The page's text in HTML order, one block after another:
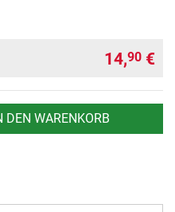
14,90 €
DEN WARENKORB